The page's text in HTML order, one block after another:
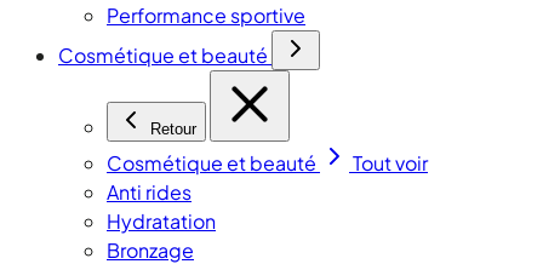
Performance sportive
Cosmétique et beauté
Retour
Cosmétique et beauté
Tout voir
Anti rides
Hydratation
Bronzage